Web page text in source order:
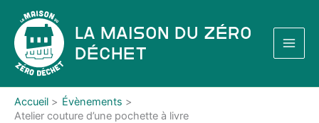
contenu
La Maison du Zéro
Déchet
Accueil
Évènements
Atelier couture d’une pochette à livre